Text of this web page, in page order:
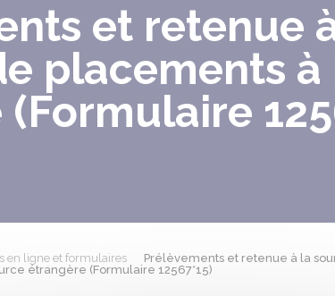
et retenue
placements
en ligne et formulaires
Prélèvements et retenue à la
étrangère (Formulaire 12567*15)